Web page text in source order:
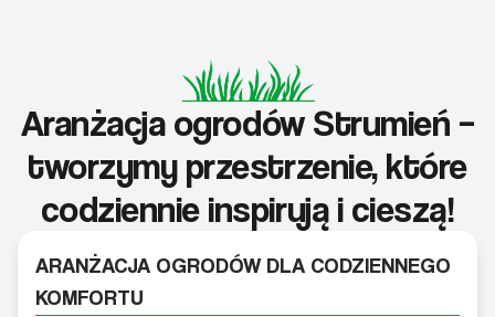
Aranżacja ogrodów Strumień –
tworzymy przestrzenie, które
codziennie inspirują i cieszą!
ARANŻACJA OGRODÓW DLA CODZIENNEGO
KOMFORTU